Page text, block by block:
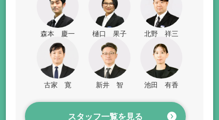
森本 慶一 樋口 果子 北野 祥三
古家 寛 新井 智 池田 有香
スタッフ一覧を見る